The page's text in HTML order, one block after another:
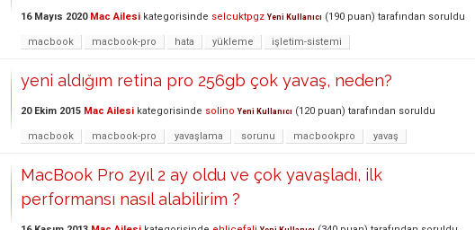
16 Mayıs 2020 Mac Ailesi kategorisinde selcuktpgz Yeni Kullanıcı (190 puan) tarafından soruldu
macbook macbook-pro hata yükleme işletim-sistemi
yeni aldığım retina pro 256gb çok yavaş, neden?
20 Ekim 2015 Mac Ailesi kategorisinde solino Yeni Kullanıcı (120 puan) tarafından soruldu
macbook macbook-pro yavaşlama sorunu macbookpro yavaş
MacBook Pro 2yıl 2 ay oldu ve çok yavaşladı, ilk
performansı nasıl alabilirim ?